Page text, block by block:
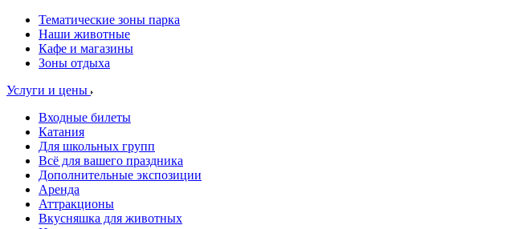
Тематические зоны парка
Наши животные
Кафе и магазины
Зоны отдыха
Услуги и цены
Входные билеты
Катания
Для школьных групп
Всё для вашего праздника
Дополнительные экспозиции
Аренда
Аттракционы
Вкусняшка для животных